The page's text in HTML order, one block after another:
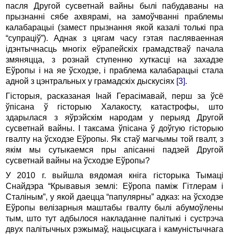
пасля Другой сусветнай вайны былі пабудаваны на
прызнанні сябе ахвярамі, на замоўчванні праблемы
калабарацыі (замест прызнання якой казалі толькі пра
“супраціў”). Аднак з цягам часу гэтая пасляваенная
ідэнтычнасць многіх еўрапейскіх грамадстваў пачала
змяняцца, з рознай ступенню хуткасці на захадзе
Еўропы і на яе ўсходзе, і праблема калабарацыі стала
адной з цэнтральных у грамадскіх дыскусіях [3].
Гісторыя, расказаная Інай Герасімавай, перш за ўсё
ўпісана ў гісторыю Халакосту, катастрофы, што
здарылася з яўрэйскім народам у перыяд Другой
сусветнай вайны. І таксама ўпісана ў доўгую гісторыю
гвалту на ўсходзе Еўропы. Як стаў магчымы той гвалт, з
якім мы сутыкаемся пры апісанні падзей Другой
сусветнай вайны на ўсходзе Еўропы?
У 2010 г. выйшла вядомая кніга гісторыка Тымаці
Снайдэра “Крывавыя землі: Еўропа паміж Гітлерам і
Сталіным”, у якой даецца “папулярны” адказ: на ўсходзе
Еўропы велізарныя маштабы гвалту былі абумоўлены
тым, што тут адбылося накладанне палітыкі і сустрэча
двух палітычных рэжымаў, нацысцкага і камуністычнага